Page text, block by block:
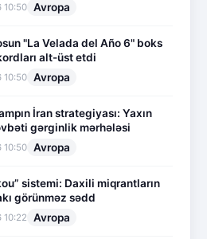
10:50 Avropa
"La Velada del Año 6" boks
alt-üst etdi
10:50 Avropa
İran strategiyası: Yaxın
gərginlik mərhələsi
10:50 Avropa
sistemi: Daxili miqrantların
görünməz sədd
10:22 Avropa